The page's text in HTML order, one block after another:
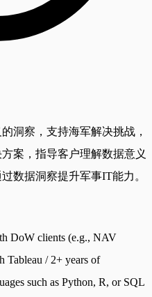
洞察，支持海军解决挑战，
案，指导客户理解数据意义
数据洞察提升军事IT能力。
DoW clients (e.g., NAV
Tableau / 2+ years of
such as Python, R, or SQL